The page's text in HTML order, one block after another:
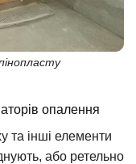
опалення
та інші елементи
або ретельно